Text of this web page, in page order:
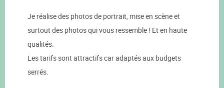
Je réalise des photos de portrait, mise en scène et
surtout des photos qui vous ressemble ! Et en haute
qualités.
Les tarifs sont attractifs car adaptés aux budgets
serrés.